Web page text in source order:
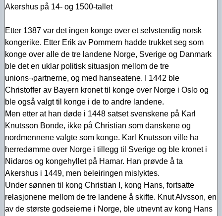
Akershus på 14- og 1500-tallet
Etter 1387 var det ingen konge over et selvstendig norsk
kongerike. Etter Erik av Pommern hadde trukket seg som
konge over alle de tre landene Norge, Sverige og Danmark
ble det en uklar politisk situasjon mellom de tre
unions¬partnerne, og med hanseatene. I 1442 ble
Christoffer av Bayern kronet til konge over Norge i Oslo og
ble også valgt til konge i de to andre landene.
Men etter at han døde i 1448 satset svenskene på Karl
Knutsson Bonde, ikke på Christian som danskene og
nordmennene valgte som konge. Karl Knutsson ville ha
herredømme over Norge i tillegg til Sverige og ble kronet i
Nidaros og kongehyllet på Hamar. Han prøvde å ta
Akershus i 1449, men beleiringen mislyktes.
Under sønnen til kong Christian I, kong Hans, fortsatte
relasjonene mellom de tre landene å skifte. Knut Alvsson, en
av de største godseierne i Norge, ble utnevnt av kong Hans